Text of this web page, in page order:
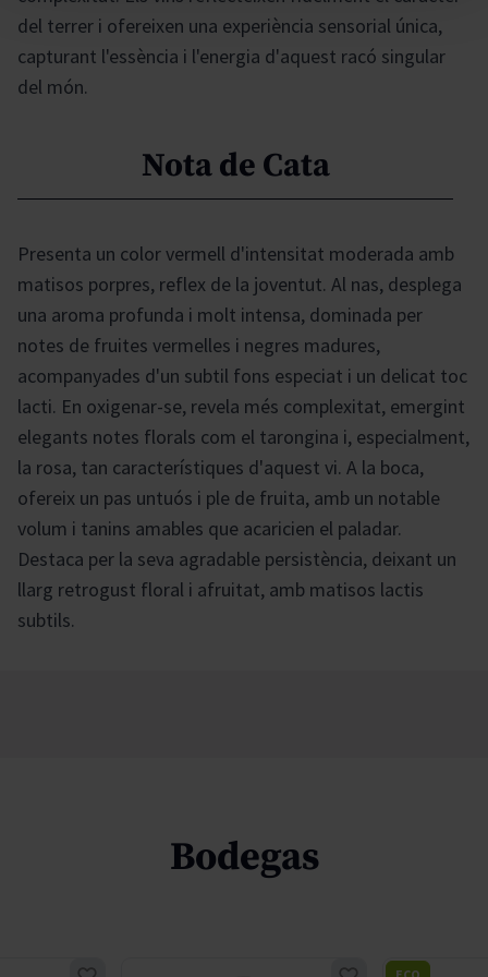
del terrer i ofereixen una experiència sensorial única,
capturant l'essència i l'energia d'aquest racó singular
del món.
Nota de Cata
Presenta un color vermell d'intensitat moderada amb
matisos porpres, reflex de la joventut. Al nas, desplega
una aroma profunda i molt intensa, dominada per
notes de fruites vermelles i negres madures,
acompanyades d'un subtil fons especiat i un delicat toc
lacti. En oxigenar-se, revela més complexitat, emergint
elegants notes florals com el tarongina i, especialment,
la rosa, tan característiques d'aquest vi. A la boca,
ofereix un pas untuós i ple de fruita, amb un notable
volum i tanins amables que acaricien el paladar.
Destaca per la seva agradable persistència, deixant un
llarg retrogust floral i afruitat, amb matisos lactis
subtils.
Bodegas